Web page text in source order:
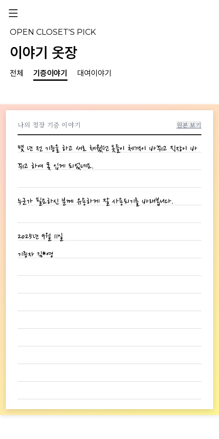
OPEN CLOSET'S PICK
이야기 옷장
전체 기증이야기 대여이야기
나의 정장 기증 이야기 원본 보기
몇 년 전 기증을 하고 새로 채웠던 옷들이 체격이 바뀌고 직장이 바
뀌고 하여 못 입게 되었네요.
누군가 필요하신 분께 유용하게 잘 사용되기를 바래봅니다.
2025년 9월 11일
기증자 김*영